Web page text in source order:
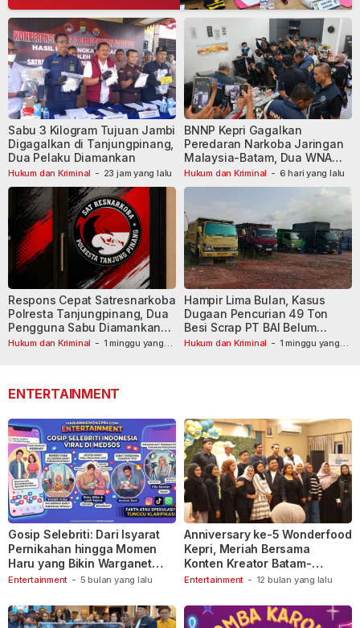
Hukum dan Kriminal - 23 jam yang lalu
Sabu 3 Kilogram Tujuan Jambi
Digagalkan di Tanjungpinang,
Dua Pelaku Diamankan
Hukum dan Kriminal - 6 hari yang lalu
BNNP Kepri Gagalkan
Peredaran Narkoba Jaringan
Malaysia-Batam, Dua WNA
Masih Diburu
Hukum dan Kriminal - 1 minggu yang
Respons Cepat Satresnarkoba
Polresta Tanjungpinang, Dua
Pengguna Sabu Diamankan
Usai Dilaporkan ke Call Center
Hukum dan Kriminal - 1 minggu yang
Hampir Lima Bulan, Kasus
Dugaan Pencurian 49 Ton
Besi Scrap PT BAI Belum
Tetapkan Tersangka
ENTERTAINMENT
Entertainment - 5 bulan yang lalu
Gosip Selebriti: Dari Isyarat
Pernikahan hingga Momen
Haru yang Bikin Warganet
Berspekulasi
Entertainment - 12 bulan yang lalu
Anniversary ke-5 Wonderfood
Kepri, Meriah Bersama
Konten Kreator Batam-
Tanjungpinang